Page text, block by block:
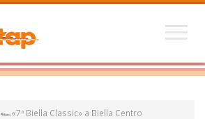
🏎️«7ª Biella Classic» a Biella Centro